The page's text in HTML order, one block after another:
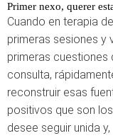
Primer nexo, querer
Cuando en terapia
primeras sesiones y
primeras cuestiones
consulta,
reconstruir esas
positivos que son
desee seguir unida